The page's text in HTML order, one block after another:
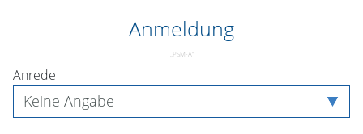
Anmeldung
„ PSM-A”
Anrede